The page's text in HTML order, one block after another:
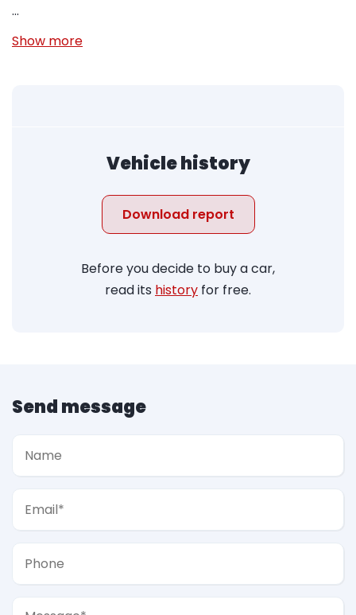
…
Show more
Vehicle history
Download report
Before you decide to buy a car,
read its history for free.
Send message